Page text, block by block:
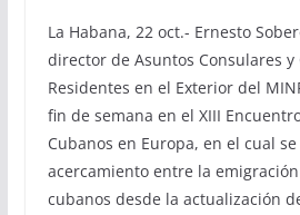
La Habana, 22 oct.- Ernesto
director de Asuntos Consulares y
Residentes en el Exterior del
fin de semana en el XIII
Cubanos en Europa, en el cual
acercamiento entre la
cubanos desde la actualización